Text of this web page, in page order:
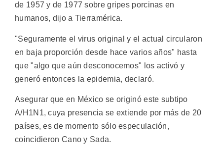
de 1957 y de 1977 sobre gripes porcinas en
humanos, dijo a Tierramérica.
"Seguramente el virus original y el actual circularon
en baja proporción desde hace varios años" hasta
que "algo que aún desconocemos" los activó y
generó entonces la epidemia, declaró.
Asegurar que en México se originó este subtipo
A/H1N1, cuya presencia se extiende por más de 20
países, es de momento sólo especulación,
coincidieron Cano y Sada.